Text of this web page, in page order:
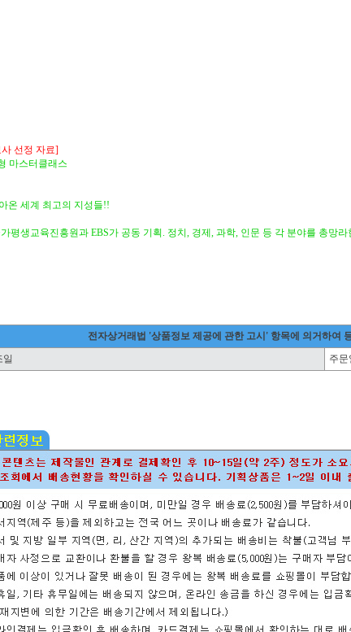
선정 자료]
마스터클래스
온 세계 최고의 지성들!!
평생교육진흥원과 EBS가 공동 기획. 정치, 경제, 과학, 인문 등 각 분야를 총망
전자상거래법 '상품정보 제공에 관한 고시' 항목에 의거하여
일
주문